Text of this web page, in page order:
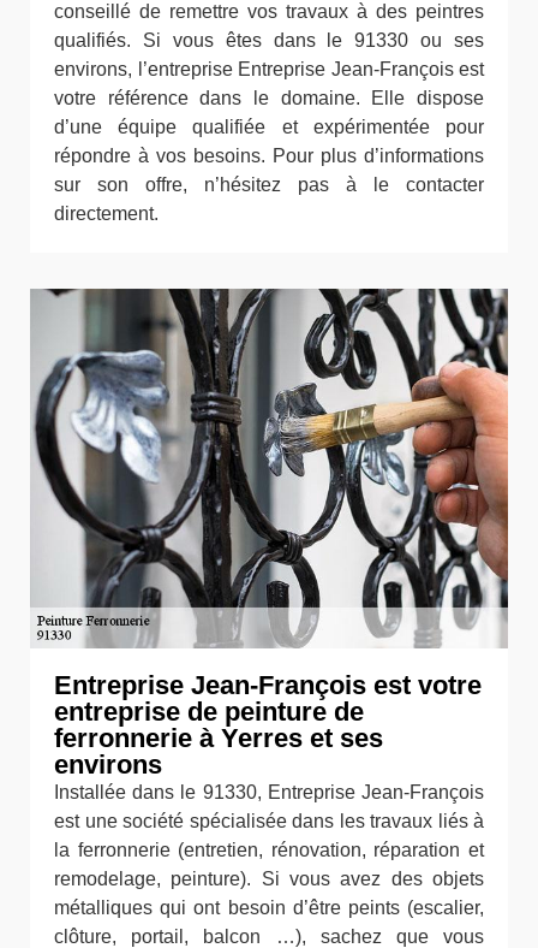
conseillé de remettre vos travaux à des peintres
qualifiés. Si vous êtes dans le 91330 ou ses
environs, l’entreprise Entreprise Jean-François est
votre référence dans le domaine. Elle dispose
d’une équipe qualifiée et expérimentée pour
répondre à vos besoins. Pour plus d’informations
sur son offre, n’hésitez pas à le contacter
directement.
Entreprise Jean-François est votre
entreprise de peinture de
ferronnerie à Yerres et ses
environs
Installée dans le 91330, Entreprise Jean-François
est une société spécialisée dans les travaux liés à
la ferronnerie (entretien, rénovation, réparation et
remodelage, peinture). Si vous avez des objets
métalliques qui ont besoin d’être peints (escalier,
clôture, portail, balcon …), sachez que vous